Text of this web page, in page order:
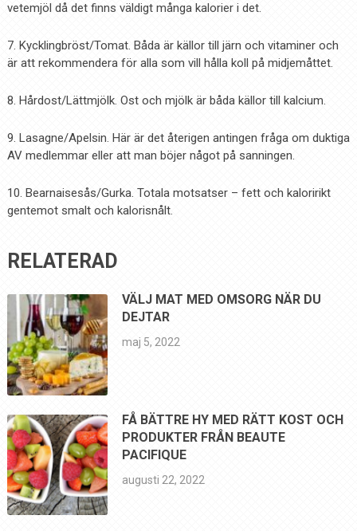
vetemjöl då det finns väldigt många kalorier i det.
7. Kycklingbröst/Tomat. Båda är källor till järn och vitaminer och
är att rekommendera för alla som vill hålla koll på midjemåttet.
8. Hårdost/Lättmjölk. Ost och mjölk är båda källor till kalcium.
9. Lasagne/Apelsin. Här är det återigen antingen fråga om duktiga
AV medlemmar eller att man böjer något på sanningen.
10. Bearnaisesås/Gurka. Totala motsatser – fett och kaloririkt
gentemot smalt och kalorisnålt.
RELATERAD
VÄLJ MAT MED OMSORG NÄR DU
DEJTAR
maj 5, 2022
FÅ BÄTTRE HY MED RÄTT KOST OCH
PRODUKTER FRÅN BEAUTE
PACIFIQUE
augusti 22, 2022